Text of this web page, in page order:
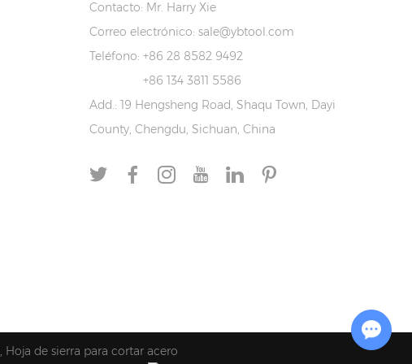
Contacto: Mr. Harry Xie
Correo electrónico: sale@ybtool.com
Teléfono: +86 28 8582 9492
+86 134 3811 5586
Add.: 19 Hengsheng Road, Shaqu Town, Dayi
County, Chengdu, Sichuan, China
, Hoja de sierra para cortar acero
Chat with Us